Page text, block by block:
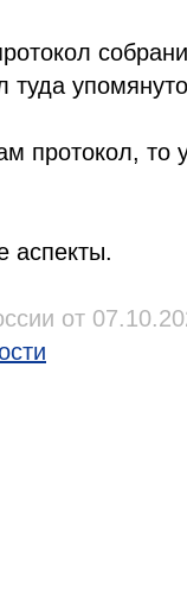
протокол,
аспекты.
от